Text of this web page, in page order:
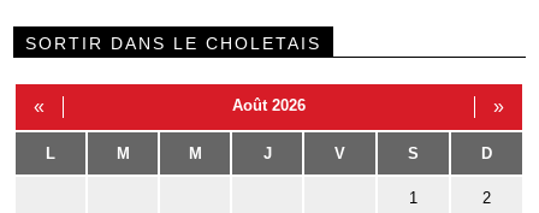
SORTIR DANS LE CHOLETAIS
« Août 2026 »
L M M J V S D
1 2